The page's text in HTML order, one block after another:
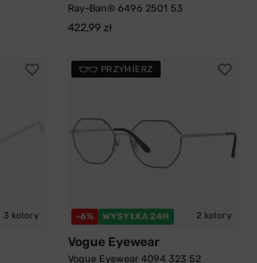
Ray-Ban® 6496 2501 53
422,99 zł
3 kolory
PRZYMIERZ
-6% WYSYŁKA 24H 2 kolory
Vogue Eyewear
Vogue Eyewear 4094 323 52